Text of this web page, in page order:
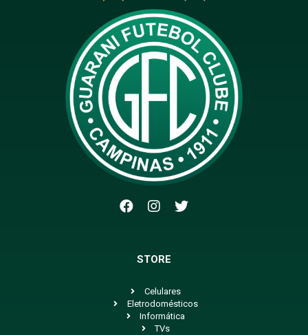
STORE
Celulares
Eletrodomésticos
Informática
TVs